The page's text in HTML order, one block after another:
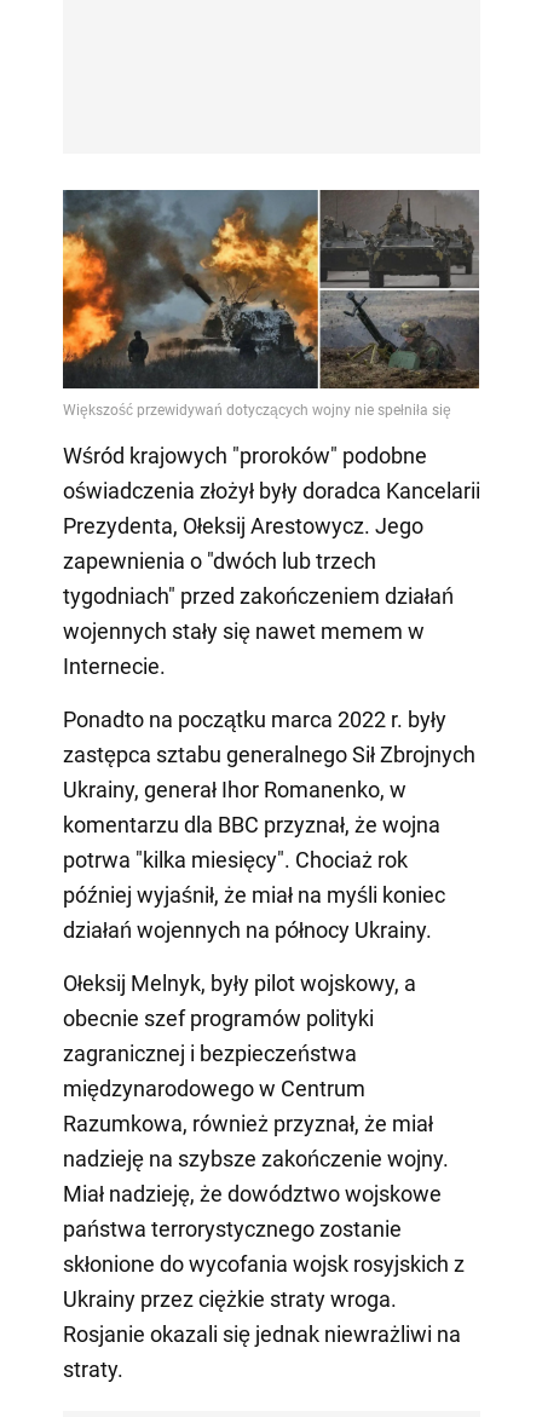
Wśród krajowych "proroków" podobne
oświadczenia złożył były doradca Kancelarii
Prezydenta, Ołeksij Arestowycz. Jego
zapewnienia o "dwóch lub trzech
tygodniach" przed zakończeniem działań
wojennych stały się nawet memem w
Internecie.
Ponadto na początku marca 2022 r. były
zastępca sztabu generalnego Sił Zbrojnych
Ukrainy, generał Ihor Romanenko, w
komentarzu dla BBC przyznał, że wojna
potrwa "kilka miesięcy". Chociaż rok
później wyjaśnił, że miał na myśli koniec
działań wojennych na północy Ukrainy.
Ołeksij Melnyk, były pilot wojskowy, a
obecnie szef programów polityki
zagranicznej i bezpieczeństwa
międzynarodowego w Centrum
Razumkowa, również przyznał, że miał
nadzieję na szybsze zakończenie wojny.
Miał nadzieję, że dowództwo wojskowe
państwa terrorystycznego zostanie
skłonione do wycofania wojsk rosyjskich z
Ukrainy przez ciężkie straty wroga.
Rosjanie okazali się jednak niewrażliwi na
straty.